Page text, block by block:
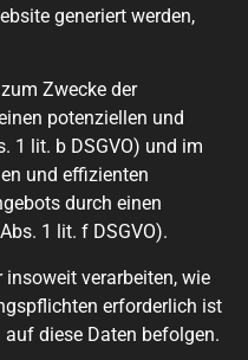
generiert werden,
Zwecke der
potenziellen und
1 lit. b DSGVO) und im
und effizienten
durch einen
1 lit. f DSGVO).
verarbeiten, wie
erforderlich ist
diese Daten befolgen.